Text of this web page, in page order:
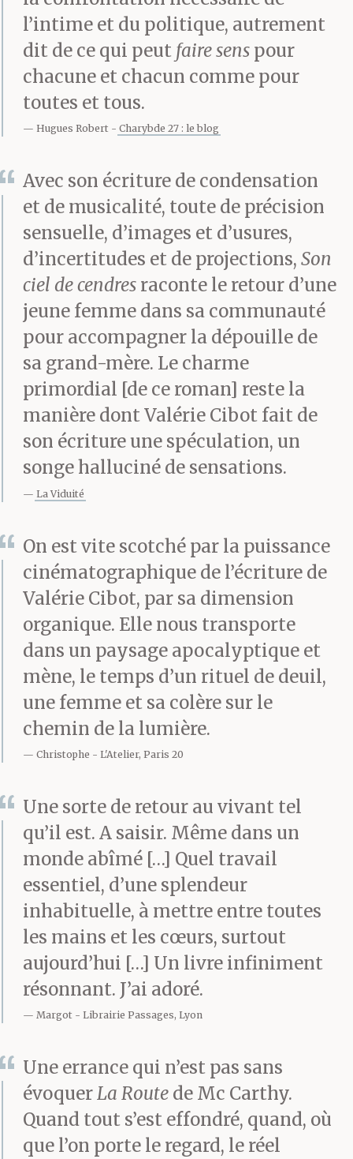
percutent dès le départ.
Je viens d’arriver, je
devais rester trois jours.
celles que l’on accepte
pour ne pas entendre
trop de reproches à
Noël. Faire semblant
trois jours. Repartir
vite. Retourner en ville,
oublier encore une fois
le village. Maintenant
que tu es partie je ne
peux plus. La perte
ces lieux.
Cela vient de se passer.
Quelques heures au
plus, j’étais dans le
train. Je n’ai pas
ressenti les soubresauts
s’emballe et s’éteint à
cent à l’heure, loin de
mes bras. Tu ne m’as
pas attendue.
Les tantes me font
signe d’avancer. Toutes
découpent des lanières
de coton, de chiffons, de
coussins, de plaids.
l’intime et du politique, autrement
dit de ce qui peut faire sens pour
chacune et chacun comme pour
toutes et tous.
Hugues Robert Charybde 27 : le blog
Avec son écriture de condensation
et de musicalité, toute de précision
sensuelle, d’images et d’usures,
d’incertitudes et de projections, Son
ciel de cendres raconte le retour d’une
jeune femme dans sa communauté
pour accompagner la dépouille de
sa grand-mère. Le charme
primordial [de ce roman] reste la
manière dont Valérie Cibot fait de
son écriture une spéculation, un
songe halluciné de sensations.
La Viduité
On est vite scotché par la puissance
cinématographique de l’écriture de
Valérie Cibot, par sa dimension
organique. Elle nous transporte
dans un paysage apocalyptique et
mène, le temps d’un rituel de deuil,
une femme et sa colère sur le
chemin de la lumière.
Christophe L'Atelier, Paris 20
Une sorte de retour au vivant tel
qu’il est. A saisir. Même dans un
monde abîmé […] Quel travail
essentiel, d’une splendeur
inhabituelle, à mettre entre toutes
les mains et les cœurs, surtout
aujourd’hui […] Un livre infiniment
résonnant. J’ai adoré.
Margot Librairie Passages, Lyon
Une errance qui n’est pas sans
évoquerLa Route de Mc Carthy.
Quand tout s’est effondré, quand, où
que l’on porte le regard, le réel